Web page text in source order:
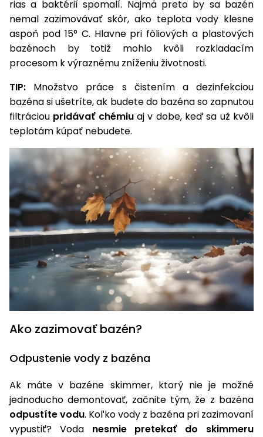
Náhradné
nože
Vidly
Štiepačky
dreva
Drviče
vetiev
Špalíkovače
Fukáre a
vysávače
Záhradné
vozíky
Fúriky
Rozmetadlá
a posypové
vozíky
Čerpadlá
a
umývačky
stroje
Snežné
frézy
boxy
Ochrana
rastlín
Záhradné
koše
Krhly
obrubníky
Tieniace
textílie
a pasce
Príslušenstvo
stoly
Vibračné
dosky
Rezačky
na
betón
Meracie
prístroje
Nabíjačky
autobatérií
Vykurovanie
Navijaky
Príslušenstvo
Bagre
vozíky
Doplnky
rias a baktérií spomalí. Najmä preto by sa bazén
nemal zazimovávať skôr, ako teplota vody klesne
aspoň pod 15° C. Hlavne pri fóliových a plastových
bazénoch by totiž mohlo kvôli rozkladacím
procesom k výraznému zníženiu životnosti.
TIP: Množstvo práce s čistením a dezinfekciou
bazéna si ušetríte, ak budete do bazéna so zapnutou
filtráciou pridávať chémiuaj v dobe, keď sa už kvôli
teplotám kúpať nebudete.
Ako zazimovať bazén?
Odpustenie vody z bazéna
Ak máte v bazéne skimmer, ktorý nie je možné
jednoducho demontovať, začnite tým, že z bazéna
odpustíte vodu. Koľko vody z bazéna pri zazimovaní
vypustiť? Voda nesmie pretekať do skimmeru